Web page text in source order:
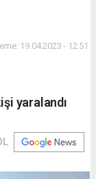
19.04.2023 - 12:51
yaralandı